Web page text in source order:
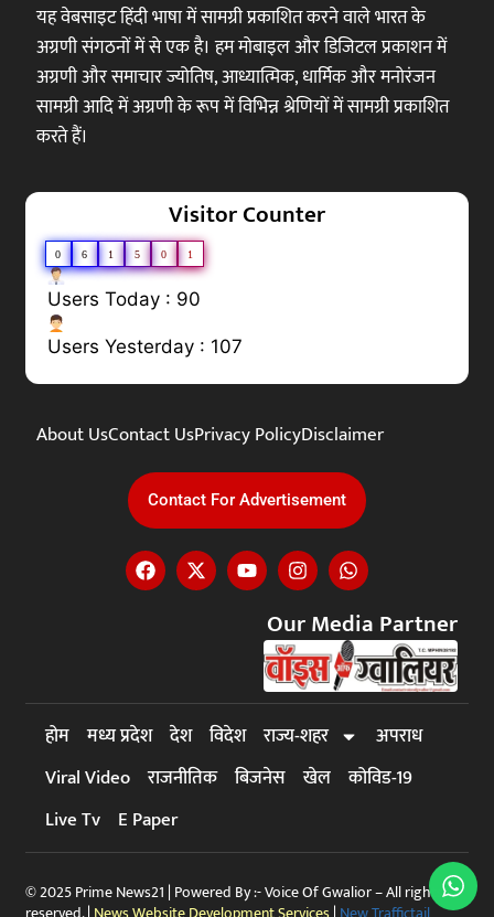
यह वेबसाइट हिंदी भाषा में सामग्री प्रकाशित करने वाले भारत के
अग्रणी संगठनों में से एक है। हम मोबाइल और डिजिटल प्रकाशन में
अग्रणी और समाचार ज्योतिष, आध्यात्मिक, धार्मिक और मनोरंजन
सामग्री आदि में अग्रणी के रूप में विभिन्न श्रेणियों में सामग्री प्रकाशित
करते हैं।
Visitor Counter
0 6 1 5 0 1
Users Today : 90
Users Yesterday : 107
About UsContact UsPrivacy PolicyDisclaimer
Contact For Advertisement
Our Media Partner
होम मध्य प्रदेश देश विदेश राज्य-शहर
अपराध
Viral Video राजनीतिक बिजनेस खेल कोविड-19
Live Tv
E Paper
© 2025 Prime News21 | Powered By :- Voice Of Gwalior – All rights